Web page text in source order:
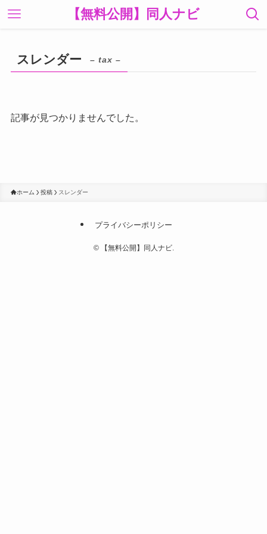
【無料公開】同人ナビ
スレンダー – tax –
記事が見つかりませんでした。
ホーム 投稿 スレンダー
プライバシーポリシー
©【無料公開】同人ナビ.